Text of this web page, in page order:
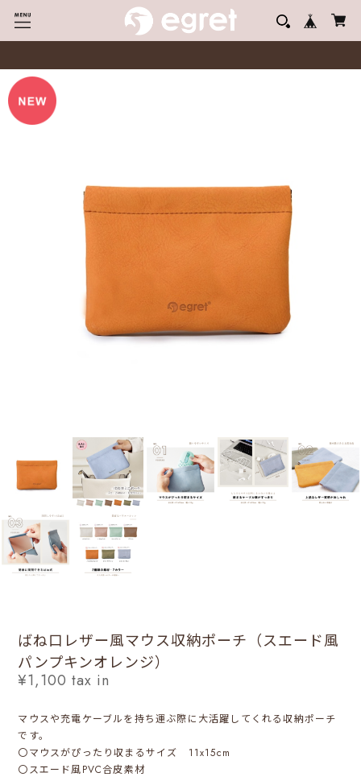
ばね口レザー風マウス収納ポーチ（スエード風
パンプキンオレンジ）
¥1,100 tax in
マウスや充電ケーブルを持ち運ぶ際に大活躍してくれる収納ポーチ
です。
〇マウスがぴったり収まるサイズ 11x15cm
〇スエード風PVC合皮素材